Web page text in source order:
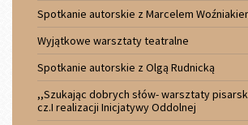
Spotkanie autorskie z Marcelem
Wyjątkowe warsztaty teatralne
Spotkanie autorskie z Olgą Rudnicką
,,Szukając dobrych słów- warsztaty
cz.I realizacji Inicjatywy Oddolnej